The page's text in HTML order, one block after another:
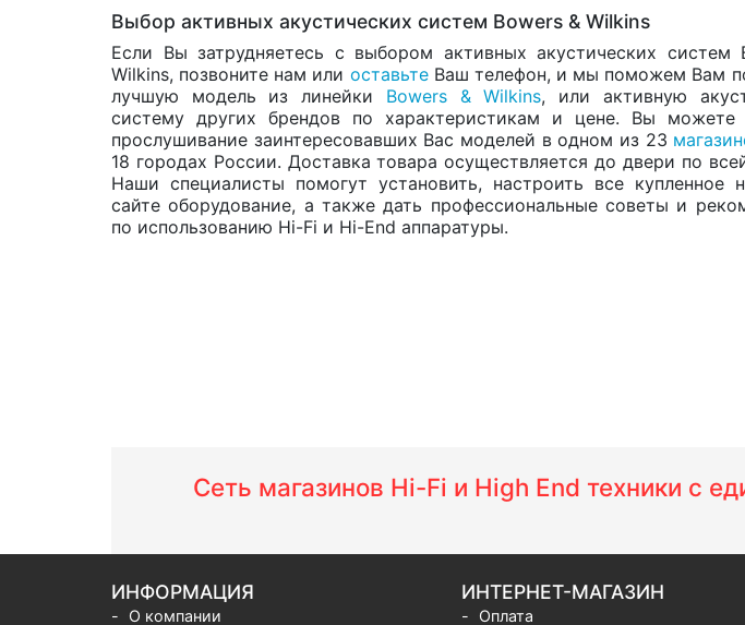
Выбор активных акустических систем Bowers & Wilkins
Если Вы затрудняетесь с выбором активных акустических систем
Wilkins, позвоните нам или оставьтеВаш телефон, и мы поможем Вам
лучшую модель из линейки Bowers & Wilkins, или активную
систему других брендов по характеристикам и цене. Вы можете
прослушивание заинтересовавших Вас моделей в одном из 23
18 городах России. Доставка товара осуществляется до двери по
Наши специалисты помогут установить, настроить все купленное
сайте оборудование, а также дать профессиональные советы и
по использованию Hi-Fi и Hi-End аппаратуры.
Сеть магазинов Hi-Fi и High End техники с
ИНФОРМАЦИЯ
О компании
ИНТЕРНЕТ-МАГАЗИН
Оплата